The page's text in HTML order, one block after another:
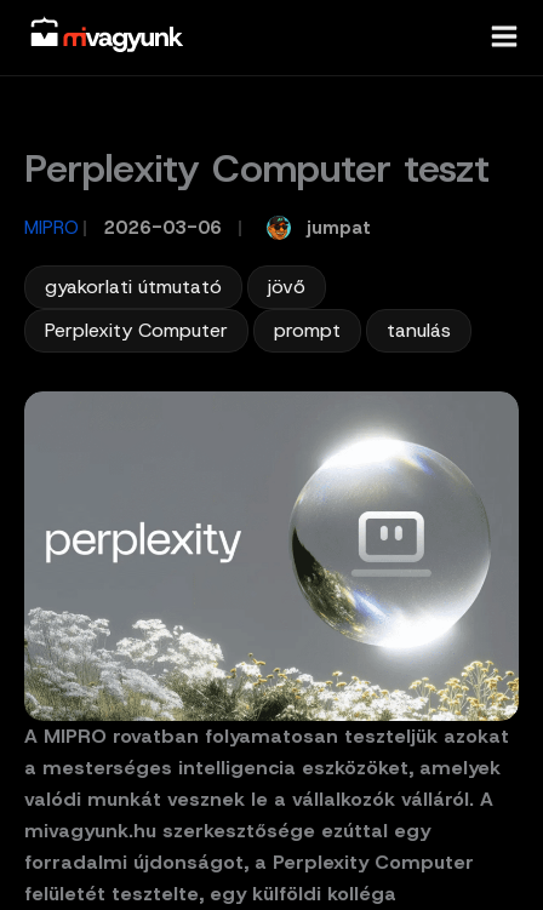
Skip
content
Perplexity Computer teszt
MIPRO / 2026-03-06 jumpat
gyakorlati útmutató jövő
Perplexity Computer
prompt tanulás
A MIPRO rovatban folyamatosan teszteljük azokat
a mesterséges intelligencia eszközöket, amelyek
valódi munkát vesznek le a vállalkozók válláról. A
mivagyunk.hu szerkesztősége ezúttal egy
forradalmi újdonságot, a Perplexity Computer
felületét tesztelte, egy külföldi kolléga